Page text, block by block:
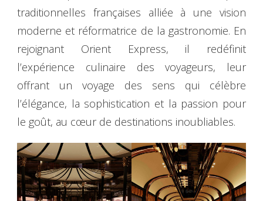
traditionnelles françaises alliée à une vision
moderne et réformatrice de la gastronomie. En
rejoignant Orient Express, il redéfinit
l’expérience culinaire des voyageurs, leur
offrant un voyage des sens qui célèbre
l’élégance, la sophistication et la passion pour
le goût, au cœur de destinations inoubliables.